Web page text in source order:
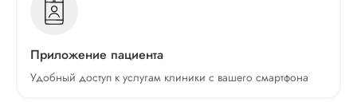
Приложение пациента
Удобный доступ к услугам клиники с вашего смартфона